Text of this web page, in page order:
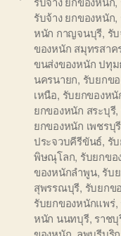
รับจ้าง ยกของหนัก,
หนัก กาญจนบุรี, รั
ของหนัก สมุทรสาค
ขนส่งของหนัก ปทุ
นครนายก, รับยกข
เหนือ, รับยกของห
ยกของหนัก สระบุรี,
ยกของหนัก เพชรบุรี
ประจวบคีรีขันธ์, รั
พิษณุโลก, รับยกขอ
ของหนักลำพูน, รับ
สุพรรณบุรี, รับยกข
รับยกของหนักแพร่,
หนัก นนทบุรี, ราช